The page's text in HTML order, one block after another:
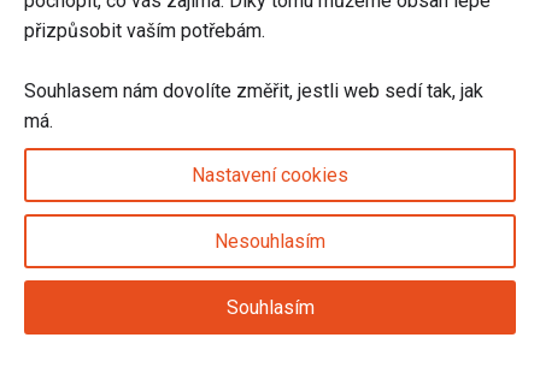
Obchodní podmínky
Odstoupení od smlouvy
Sledujte nás na
© 2025 Svět karet s.r.o. | vytvořeno DIGIBEES
přizpůsobit vaším potřebám.
Souhlasem nám dovolíte změřit, jestli web sedí tak, jak
má.
Nastavení cookies
Nesouhlasím
Souhlasím